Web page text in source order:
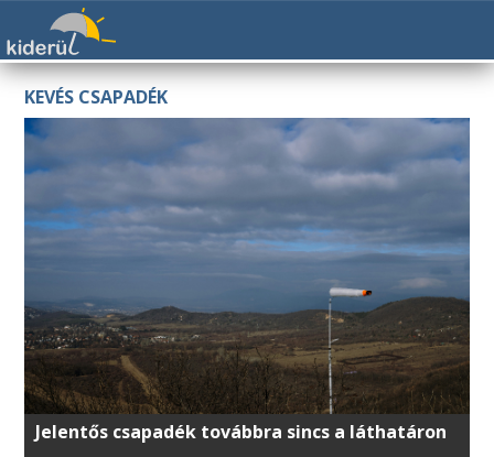
KEVÉS CSAPADÉK
Jelentős csapadék továbbra sincs a láthatáron